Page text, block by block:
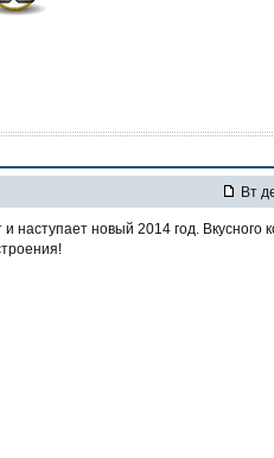
Вт
и наступает новый 2014 год.